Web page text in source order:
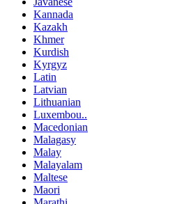
Kannada
Kazakh
Khmer
Kurdish
Kyrgyz
Latin
Latvian
Lithuanian
Luxembou..
Macedonian
Malagasy
Malay
Malayalam
Maltese
Maori